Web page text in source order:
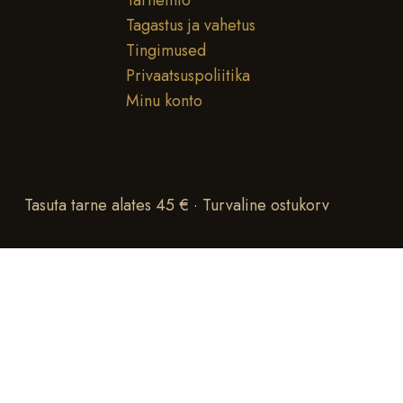
Tagastus ja vahetus
Tingimused
Privaatsuspoliitika
Minu konto
Tasuta tarne alates 45 € · Turvaline ostukorv